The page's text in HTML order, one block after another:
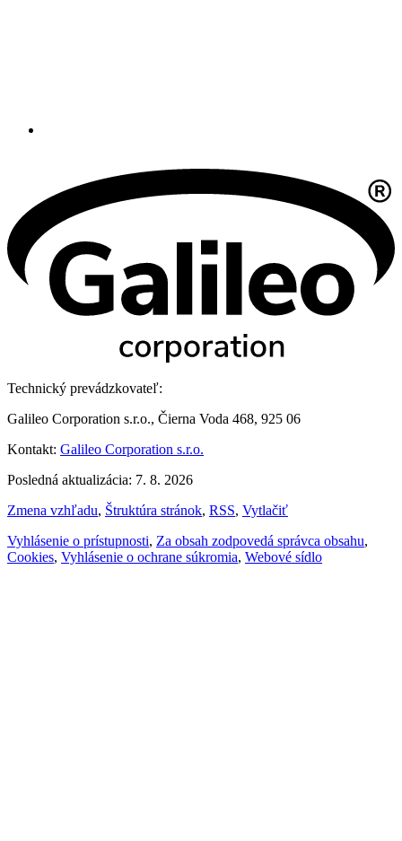
Technický prevádzkovateľ:
Galileo Corporation s.r.o., Čierna Voda 468, 925 06
Kontakt: Galileo Corporation s.r.o.
Posledná aktualizácia: 7. 8. 2026
Zmena vzhľadu, Štruktúra stránok, RSS, Vytlačiť
Vyhlásenie o prístupnosti, Za obsah zodpovedá správca obsahu,
Cookies, Vyhlásenie o ochrane súkromia, Webové sídlo